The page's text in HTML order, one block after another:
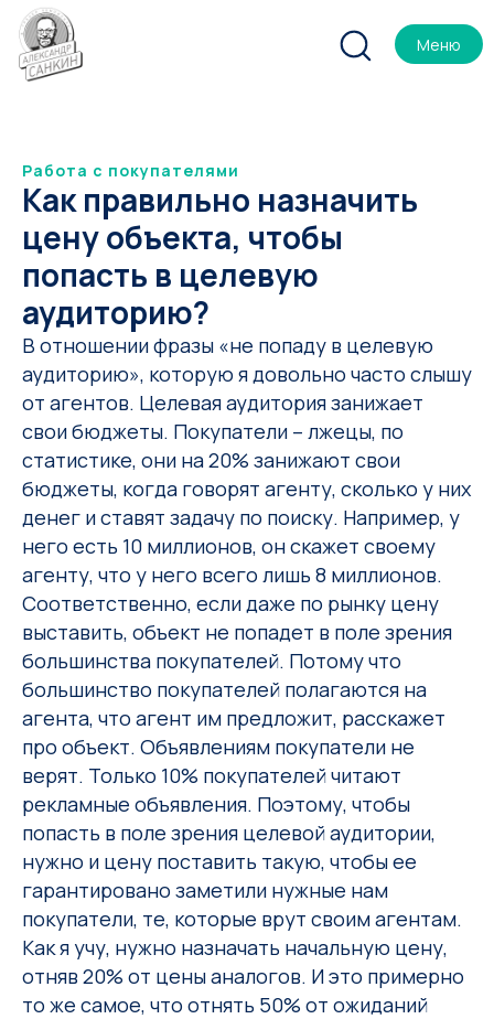
Меню
Работа с покупателями
Как правильно назначить
цену объекта, чтобы
попасть в целевую
аудиторию?
В отношении фразы «не попаду в целевую
аудиторию», которую я довольно часто слышу
от агентов. Целевая аудитория занижает
свои бюджеты. Покупатели – лжецы, по
статистике, они на 20% занижают свои
бюджеты, когда говорят агенту, сколько у них
денег и ставят задачу по поиску. Например, у
него есть 10 миллионов, он скажет своему
агенту, что у него всего лишь 8 миллионов.
Соответственно, если даже по рынку цену
выставить, объект не попадет в поле зрения
большинства покупателей. Потому что
большинство покупателей полагаются на
агента, что агент им предложит, расскажет
про объект. Объявлениям покупатели не
верят. Только 10% покупателей читают
рекламные объявления. Поэтому, чтобы
попасть в поле зрения целевой аудитории,
нужно и цену поставить такую, чтобы ее
гарантировано заметили нужные нам
покупатели, те, которые врут своим агентам.
Как я учу, нужно назначать начальную цену,
отняв 20% от цены аналогов. И это примерно
то же самое, что отнять 50% от ожиданий